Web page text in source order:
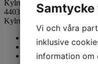
Kylrumspaneler 80 mm CR
44038
Kylrumspaneler med 80 mm
Endast paneler – utan
Låsande
80 mm panelisolering
Vi och våra
inklusive
information om